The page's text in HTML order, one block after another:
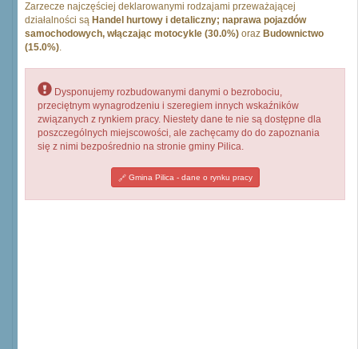
Zarzecze najczęściej deklarowanymi rodzajami przeważającej
działalności są Handel hurtowy i detaliczny; naprawa pojazdów
samochodowych, włączając motocykle (30.0%) oraz Budownictwo
(15.0%).
Dysponujemy rozbudowanymi danymi o bezrobociu,
przeciętnym wynagrodzeniu i szeregiem innych wskaźników
związanych z rynkiem pracy. Niestety dane te nie są dostępne dla
poszczególnych miejscowości, ale zachęcamy do do zapoznania
się z nimi bezpośrednio na stronie gminy Pilica.
Gmina Pilica - dane o rynku pracy